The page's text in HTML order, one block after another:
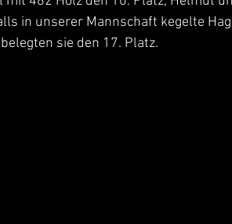
in unserer Mannschaft kegelte
sie den 17. Platz.